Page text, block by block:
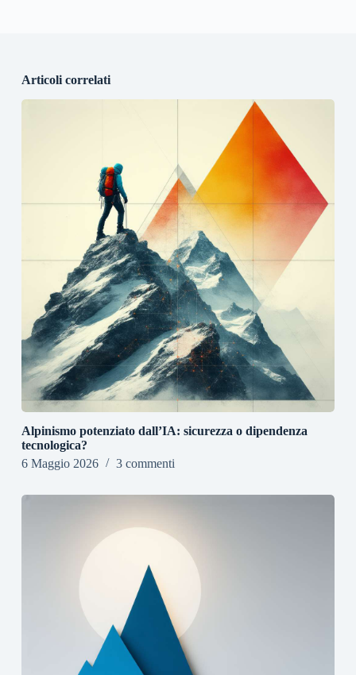
Articoli correlati
Alpinismo potenziato dall’IA: sicurezza o dipendenza
tecnologica?
6 Maggio 2026
3 commenti